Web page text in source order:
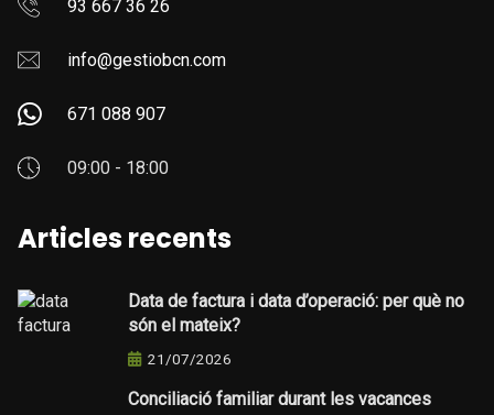
93 667 36 26
info@gestiobcn.com
671 088 907
09:00 - 18:00
Articles recents
Data de factura i data d’operació: per què no
són el mateix?
21/07/2026
Conciliació familiar durant les vacances